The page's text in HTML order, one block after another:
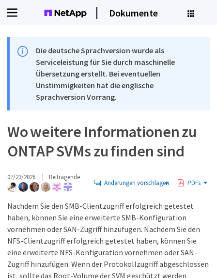
Dokumente
Die deutsche Sprachversion wurde als
Serviceleistung für Sie durch maschinelle
Übersetzung erstellt. Bei eventuellen
Unstimmigkeiten hat die englische
Sprachversion Vorrang.
Wo weitere Informationen zu
ONTAP SVMs zu finden sind
07/23/2026 Beitragende
Änderungen vorschlagen PDFs
Nachdem Sie den SMB-Clientzugriff erfolgreich getestet
haben, können Sie eine erweiterte SMB-Konfiguration
vornehmen oder SAN-Zugriff hinzufügen. Nachdem Sie den
NFS-Clientzugriff erfolgreich getestet haben, können Sie
eine erweiterte NFS-Konfiguration vornehmen oder SAN-
Zugriff hinzufügen. Wenn der Protokollzugriff abgeschlossen
ist, sollte das Root-Volume der SVM geschützt werden.